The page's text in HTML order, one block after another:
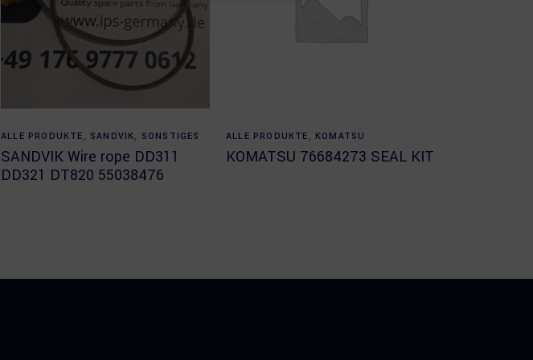
Read more
ALLE PRODUKTE , SANDVIK, SONSTIGES
SANDVIK Wire rope DD311
DD321 DT820 55038476
Read more
ALLE PRODUKTE , KOMATSU
KOMATSU 76684273 SEAL KIT